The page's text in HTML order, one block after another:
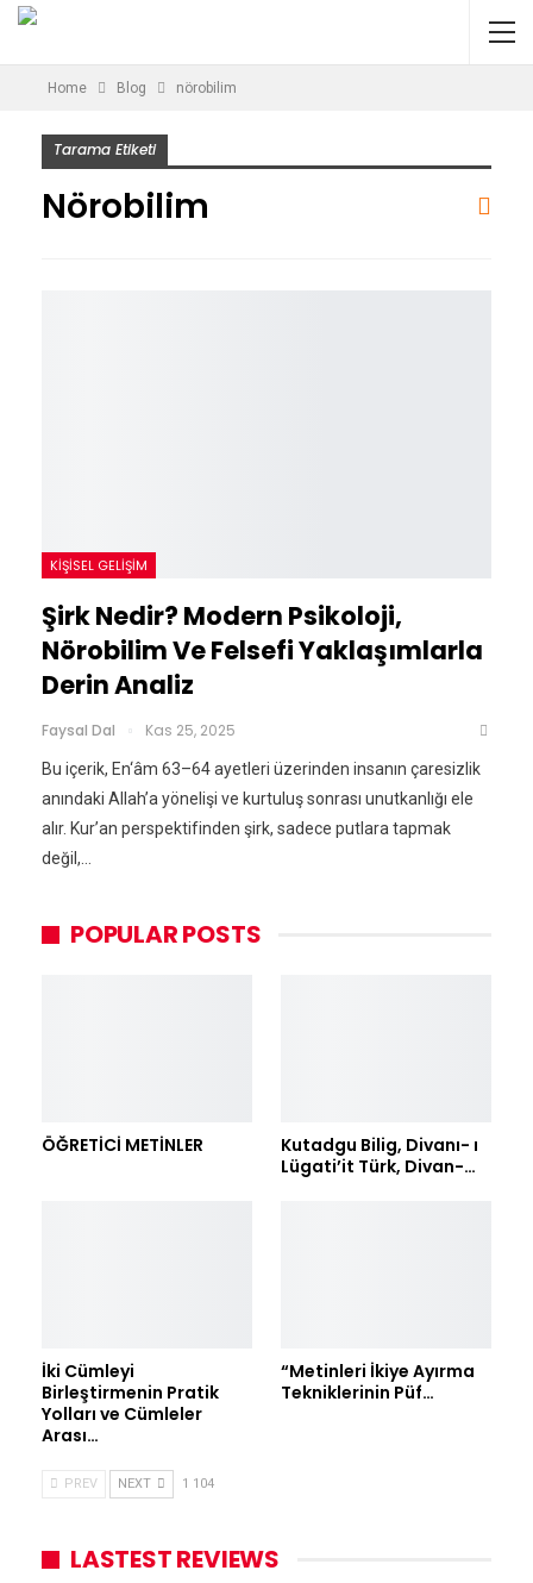
Home Blog nörobilim
Tarama Etiketi
Nörobilim
KIŞISEL GELIŞIM
Şirk Nedir? Modern Psikoloji,
Nörobilim Ve Felsefi Yaklaşımlarla
Derin Analiz
Faysal Dal Kas 25, 2025
Bu içerik, En‘âm 63–64 ayetleri üzerinden insanın çaresizlik
anındaki Allah’a yönelişi ve kurtuluş sonrası unutkanlığı ele
alır. Kur’an perspektifinden şirk, sadece putlara tapmak
değil,…
POPULAR POSTS
ÖĞRETİCİ METİNLER
Kutadgu Bilig, Divanı- ı
Lügati’it Türk, Divan-…
İki Cümleyi
Birleştirmenin Pratik
Yolları ve Cümleler
Arası…
“Metinleri İkiye Ayırma
Tekniklerinin Püf…
PREV NEXT 1 104
LASTEST REVIEWS